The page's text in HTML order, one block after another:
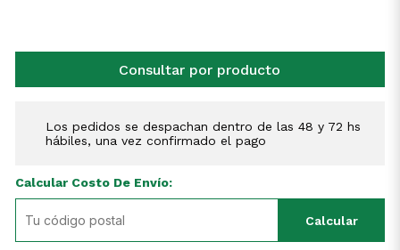
Consultar por producto
Los pedidos se despachan dentro de las 48 y 72 hs
hábiles, una vez confirmado el pago
Calcular Costo De Envío:
Calcular